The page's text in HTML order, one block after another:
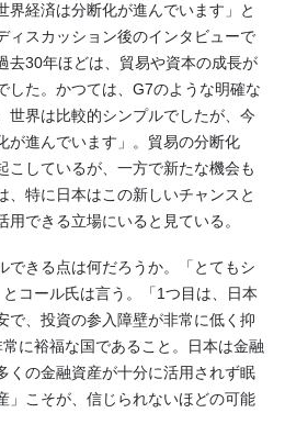
界経済は分断化が進んでいます」と
ィスカッション後のインタビューで
去30年ほどは、貿易や資本の成長が
した。かつては、G7のような明確な
世界は比較的シンプルでしたが、今
が進んでいます」。貿易の分断化
こしているが、一方で新たな機会も
、特に日本はこの新しいチャンスと
できる立場にいると見ている。
きる点は何だろうか。「とてもシ
コール氏は言う。「1つ目は、日本
で、投資の参入障壁が非常に低く抑
に裕福な国であること。日本は金融
くの金融資産が十分に活用されず眠
」こそが、信じられないほどの可能